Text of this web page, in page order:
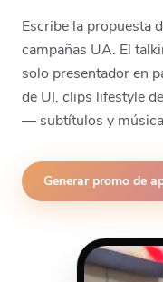
Escribe la propuesta
campañas UA. El
solo presentador en
de UI, clips lifestyle
— subtítulos y
Generar promo de